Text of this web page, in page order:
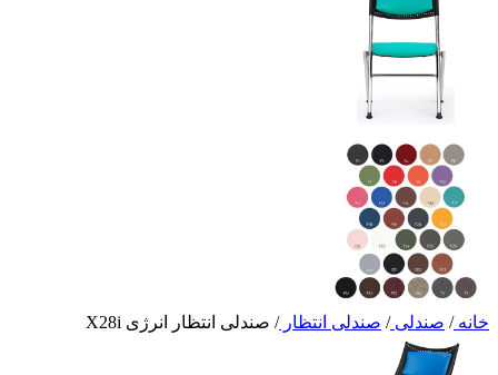
خانه/ صندلی/ صندلی انتظار/ صندلی انتظار انرژی X28i